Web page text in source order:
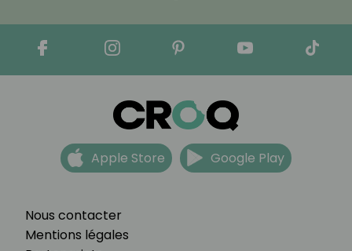
Nous contacter
Mentions légales
Apple Store Google Play